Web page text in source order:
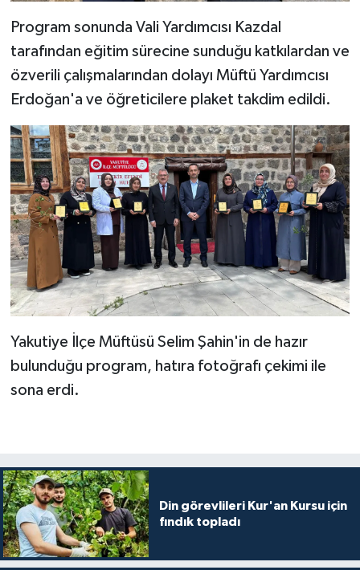
Program sonunda Vali Yardımcısı Kazdal
tarafından eğitim sürecine sunduğu katkılardan ve
özverili çalışmalarından dolayı Müftü Yardımcısı
Erdoğan'a ve öğreticilere plaket takdim edildi.
Yakutiye İlçe Müftüsü Selim Şahin'in de hazır
bulunduğu program, hatıra fotoğrafı çekimi ile
sona erdi.
Din görevlileri Kur'an Kursu için
fındık topladı
Isparta Müftülüğü
İstanbul Müftülüğü
İzmir Müftülüğü
Kahramanmaraş Müftülüğü
Karabük Müftülüğü
Karaman Müftülüğü
Kars Müftülüğü
Kastamonu Müftülüğü
Kilis Müftülüğü
Kırklareli Müftülüğü
Kırşehir Müftülüğü
Kocaeli Müftülüğü